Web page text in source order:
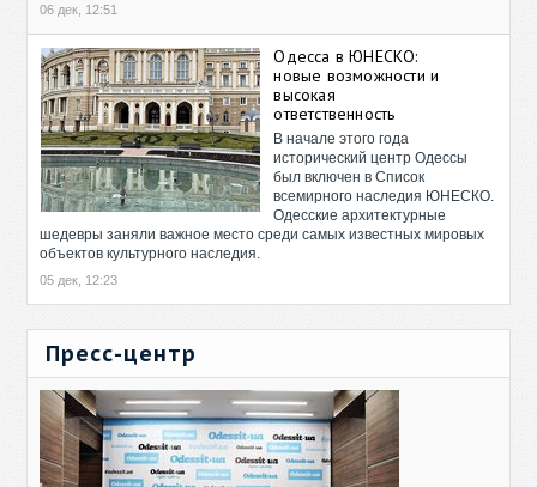
06 дек, 12:51
Одесса в ЮНЕСКО:
новые возможности и
высокая
ответственность
В начале этого года
исторический центр Одессы
был включен в Список
всемирного наследия ЮНЕСКО.
Одесские архитектурные
шедевры заняли важное место среди самых известных мировых
объектов культурного наследия.
05 дек, 12:23
Пресс-центр